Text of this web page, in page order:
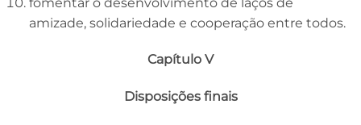
amizade, solidariedade e cooperação entre todos.
Capítulo V
Disposições finais